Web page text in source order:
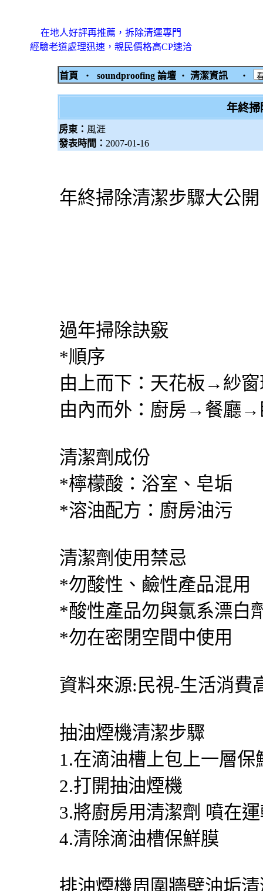
在地人好評再推薦，拆除清運專門
經驗老道處理迅速，親民價格高CP速洽
首頁 ‧ soundproofing 論壇 ‧ 清潔資訊 ‧
年終掃
房東： 風涯
發表時間： 2007-01-16
年終掃除清潔步驟大公開
過年掃除訣竅
*順序
由上而下：天花板→紗
由內而外：廚房→餐廳
清潔劑成份
*檸檬酸：浴室、皂垢
*溶油配方：廚房油污
清潔劑使用禁忌
*勿酸性、鹼性產品混用
*酸性產品勿與氯系漂白
*勿在密閉空間中使用
資料來源:民視-生活消費
抽油煙機清潔步驟
1.在滴油槽上包上一層保
2.打開抽油煙機
3.將廚房用清潔劑 噴在
4.清除滴油槽保鮮膜
排油煙機周圍牆壁油垢